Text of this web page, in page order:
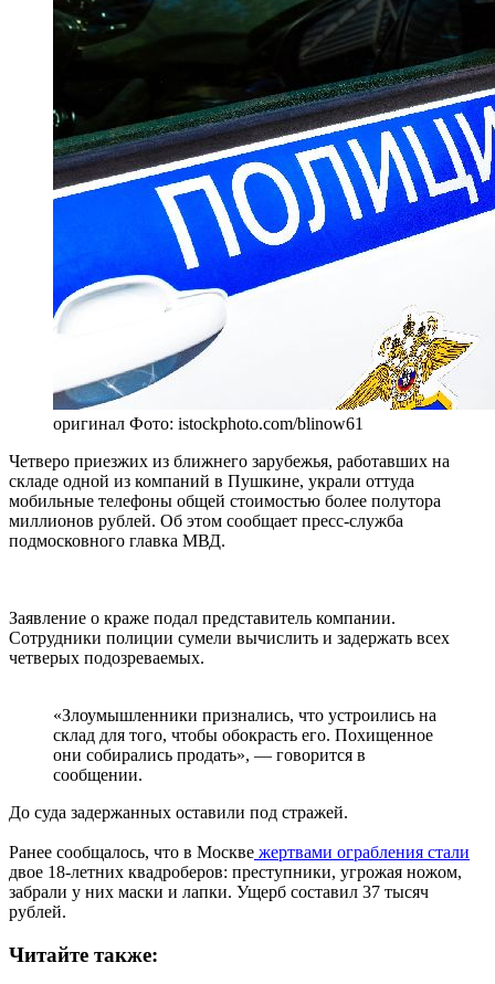
оригинал Фото: istockphoto.com/blinow61
Четверо приезжих из ближнего зарубежья, работавших на
складе одной из компаний в Пушкине, украли оттуда
мобильные телефоны общей стоимостью более полутора
миллионов рублей. Об этом сообщает пресс-служба
подмосковного главка МВД.
Заявление о краже подал представитель компании.
Сотрудники полиции сумели вычислить и задержать всех
четверых подозреваемых.
«Злоумышленники признались, что устроились на
склад для того, чтобы обокрасть его. Похищенное
они собирались продать», — говорится в
сообщении.
До суда задержанных оставили под стражей.
Ранее сообщалось, что в Москве жертвами ограбления стали
двое 18-летних квадроберов: преступники, угрожая ножом,
забрали у них маски и лапки. Ущерб составил 37 тысяч
рублей.
Читайте также: